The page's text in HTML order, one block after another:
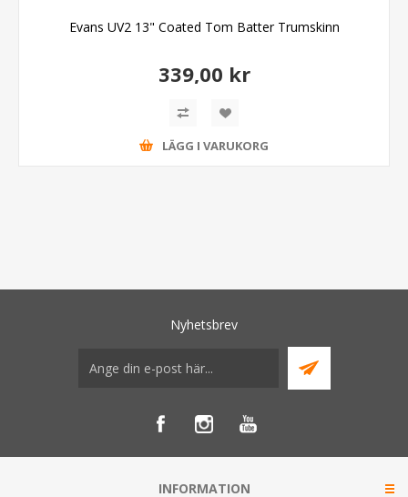
Evans UV2 13" Coated Tom Batter Trumskinn
339,00 kr
LÄGG I VARUKORG
Nyhetsbrev
INFORMATION